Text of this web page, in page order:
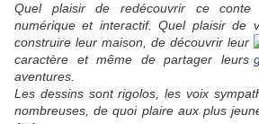
Quel plaisir de redécouvrir ce
numérique et interactif. Quel plaisir de
construire leur maison, de découvrir leur
caractère et même de partager leurs
aventures.
Les dessins sont rigolos, les voix
nombreuses, de quoi plaire aux plus